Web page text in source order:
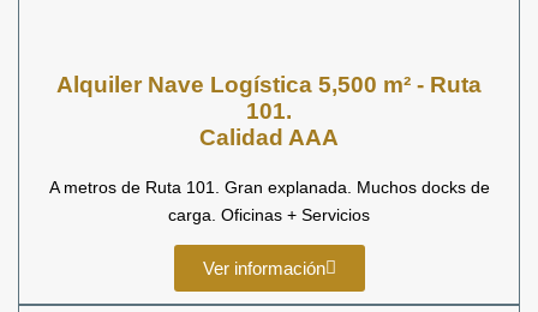
Alquiler Nave Logística 5,500 m² - Ruta
101.
Calidad AAA
A metros de Ruta 101. Gran explanada. Muchos docks de
carga. Oficinas + Servicios
Ver información